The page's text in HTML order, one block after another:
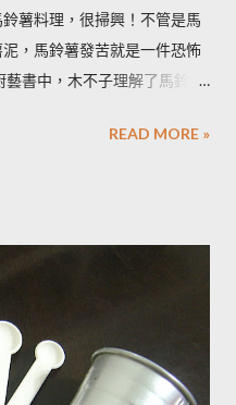
薯料理，很掃興！不管是馬
，馬鈴薯發苦就是一件恐怖
書中，木不子理解了馬鈴薯
正常。馬鈴薯以含有大量茄
生長與光線曝曬環境，都可
量(每100公克馬鈴薯含2~15
力環境下生長，木不子不是
READ MORE »